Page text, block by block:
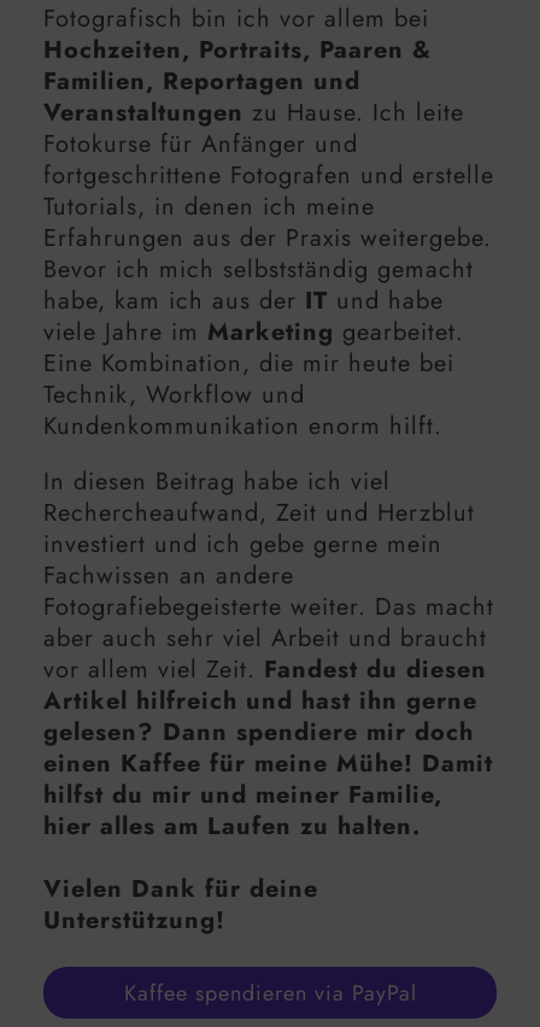
Fotografisch bin ich vor allem bei
Hochzeiten, Portraits, Paaren &
Familien, Reportagen und
Veranstaltungen zu Hause. Ich leite
Fotokurse für Anfänger und
fortgeschrittene Fotografen und erstelle
Tutorials, in denen ich meine
Erfahrungen aus der Praxis weitergebe.
Bevor ich mich selbstständig gemacht
habe, kam ich aus der IT und habe
viele Jahre im Marketing gearbeitet.
Eine Kombination, die mir heute bei
Technik, Workflow und
Kundenkommunikation enorm hilft.
In diesen Beitrag habe ich viel
Rechercheaufwand, Zeit und Herzblut
investiert und ich gebe gerne mein
Fachwissen an andere
Fotografiebegeisterte weiter. Das macht
aber auch sehr viel Arbeit und braucht
vor allem viel Zeit. Fandest du diesen
Artikel hilfreich und hast ihn gerne
gelesen? Dann spendiere mir doch
einen Kaffee für meine Mühe! Damit
hilfst du mir und meiner Familie,
hier alles am Laufen zu halten.
Vielen Dank für deine
Unterstützung!
Kaffee spendieren via PayPal